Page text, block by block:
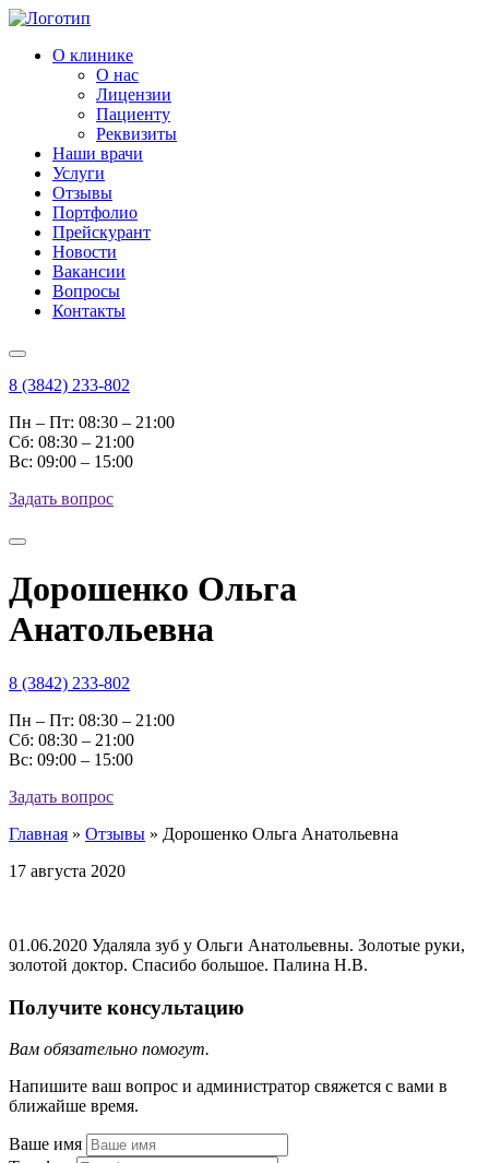
О клинике
О нас
Лицензии
Пациенту
Реквизиты
Наши врачи
Услуги
Отзывы
Портфолио
Прейскурант
Новости
Вакансии
Вопросы
Контакты
8 (3842) 233-802
Пн – Пт: 08:30 – 21:00
Cб: 08:30 – 21:00
Вс: 09:00 – 15:00
Задать вопрос
Дорошенко Ольга
Анатольевна
8 (3842) 233-802
Пн – Пт: 08:30 – 21:00
Cб: 08:30 – 21:00
Вс: 09:00 – 15:00
Задать вопрос
Главная » Отзывы » Дорошенко Ольга Анатольевна
17 августа 2020
01.06.2020 Удаляла зуб у Ольги Анатольевны. Золотые руки,
золотой доктор. Спасибо большое. Палина Н.В.
Получите консультацию
Вам обязательно помогут.
Напишите ваш вопрос и администратор свяжется с вами в
ближайше время.
Ваше имя